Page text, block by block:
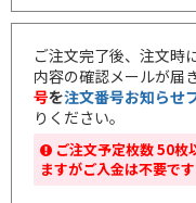
ご注文完了後、注文時
内容の確認メールが届
号を注文番号お知らせ
りください。
ご注文予定枚数 50枚
ますがご入金は不要です